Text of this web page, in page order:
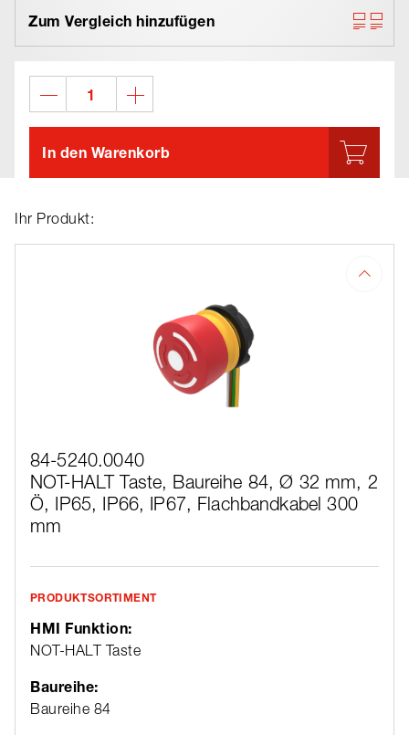
Zum Vergleich hinzufügen
In den Warenkorb
Ihr Produkt:
84-5240.0040
NOT-HALT Taste, Baureihe 84, Ø 32 mm, 2
Ö, IP65, IP66, IP67, Flachbandkabel 300
mm
PRODUKTSORTIMENT
HMI Funktion:
NOT-HALT Taste
Baureihe:
Baureihe 84